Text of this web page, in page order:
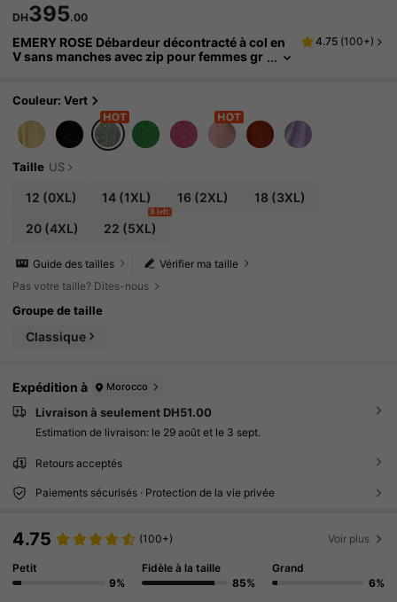
DH395.00
EMERY ROSE Débardeur décontracté à col en
V sans manches avec zip pour femmes gr
4.75 (100+)
Couleur: Vert
Taille US
12 (0XL) 14 (1XL) 16 (2XL) 18 (3XL)
20(4XL) 22 (5XL)
8 left
Vérifier ma taille
Guide des tailles
Pas votre taille? Dites-nous
Groupe de taille
Classique
Expédition à Morocco
Livraison à seulement DH51.00
Estimation de livraison: le 29 août et le 3 sept.
Retours acceptés
Paiements sécurisés · Protection de la vie privée
4.75 (100+) Voir plus
Petit
9%
Fidèle à la taille
85%
Grand
6%